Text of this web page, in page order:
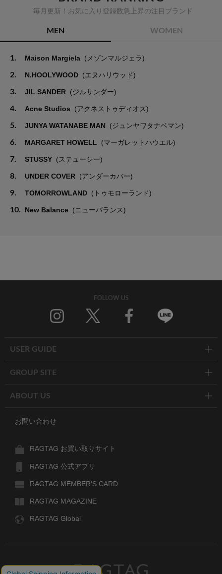
毎月更新！お気に入り登録数急上昇の注目ブランド
MEN WOMEN
1. Maison Margiela (メゾンマルジェラ)
2. N.HOOLYWOOD (エヌハリウッド)
3. JIL SANDER (ジルサンダー)
4. Acne Studios (アクネストゥディオズ)
5. JUNYA WATANABE MAN (ジュンヤワタナベマン)
6. MARGARET HOWELL (マーガレットハウエル)
7. STUSSY (ステューシー)
8. UNDER COVER (アンダーカバー)
9. TOMORROWLAND (トゥモローランド)
10. New Balance (ニューバランス)
FOLLOW US
USER GUIDE
GROUP SITE
ABOUT US
お問い合わせ
RAGTAG お買い取りサイト
RAGTAG 公式アプリ
RAGTAG MEMBER'S CARD
RAGTAG MAGAZINE
RAGTAG Global